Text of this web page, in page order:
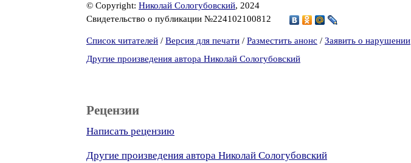
© Copyright: Николай Сологубовский, 2024
Свидетельство о публикации №224102100812
Список читателей / Версия для печати / Разместить анонс / Заявить о нарушении
Другие произведения автора Николай Сологубовский
Рецензии
Написать рецензию
Другие произведения автора Николай Сологубовский